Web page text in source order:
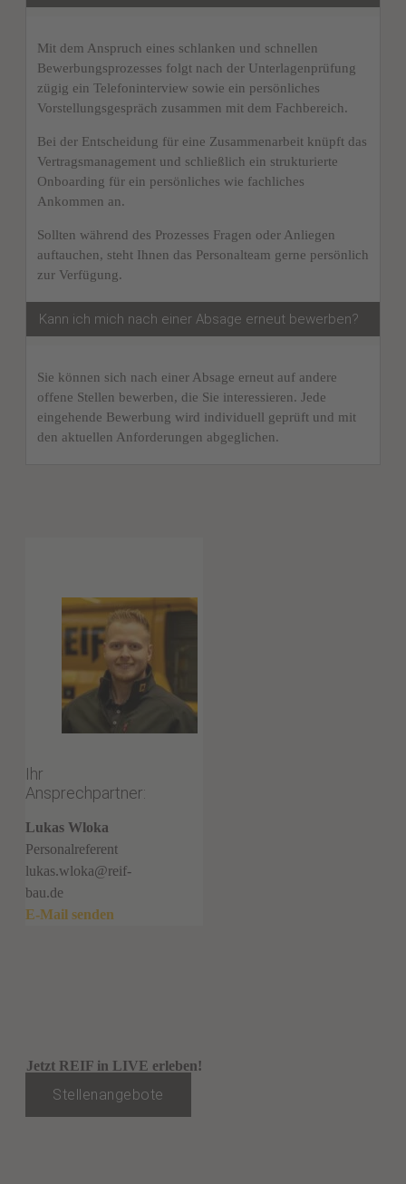
Mit dem Anspruch eines schlanken und schnellen
Bewerbungsprozesses folgt nach der Unterlagenprüfung
zügig ein Telefoninterview sowie ein persönliches
Vorstellungsgespräch zusammen mit dem Fachbereich.
Bei der Entscheidung für eine Zusammenarbeit knüpft das
Vertragsmanagement und schließlich ein strukturierte
Onboarding für ein persönliches wie fachliches
Ankommen an.
Sollten während des Prozesses Fragen oder Anliegen
auftauchen, steht Ihnen das Personalteam gerne persönlich
zur Verfügung.
Kann ich mich nach einer Absage erneut bewerben?
Sie können sich nach einer Absage erneut auf andere
offene Stellen bewerben, die Sie interessieren. Jede
eingehende Bewerbung wird individuell geprüft und mit
den aktuellen Anforderungen abgeglichen.
Ihr
Ansprechpartner:
Lukas Wloka
Personalreferent
lukas.wloka@reif-
bau.de
E-Mail senden
Jetzt REIF in LIVE erleben!
Stellenangebote